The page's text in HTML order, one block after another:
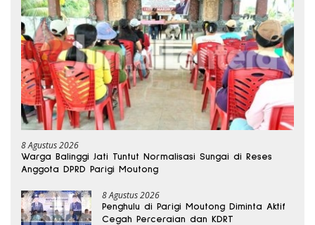
8 Agustus 2026
Warga Balinggi Jati Tuntut Normalisasi Sungai di Reses
Anggota DPRD Parigi Moutong
8 Agustus 2026
Penghulu di Parigi Moutong Diminta Aktif
Cegah Perceraian dan KDRT